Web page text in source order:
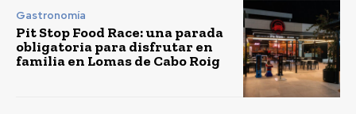
Gastronomía
Pit Stop Food Race: una parada
obligatoria para disfrutar en
familia en Lomas de Cabo Roig